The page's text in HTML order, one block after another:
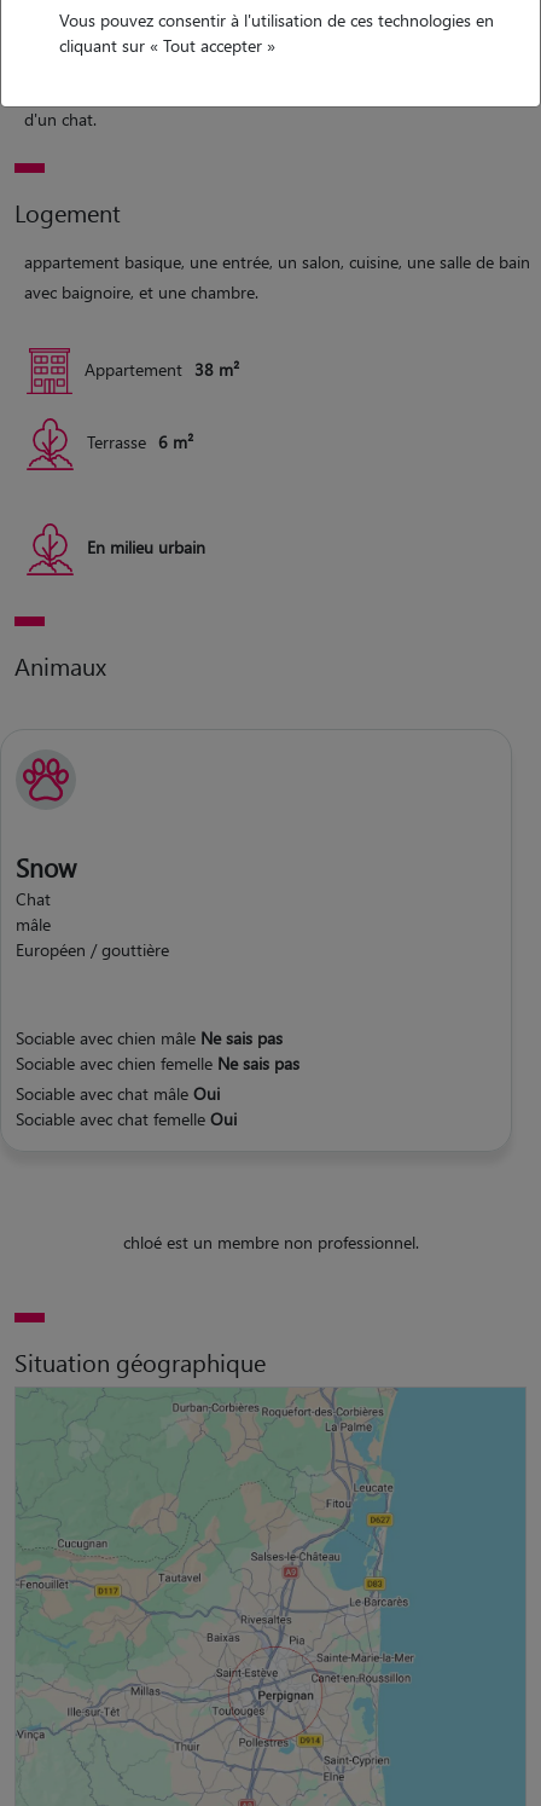
j'ai toujours eu des chats. je me suis aussi occupé de chien. je n'ai
encore jamais fait de garde d'animaux, ni à domicile ni à mon
d'un chat.
Logement
appartement basique, une entrée, un salon, cuisine, une salle de bain
avec baignoire, et une chambre.
Appartement 38 m²
Terrasse 6 m²
En milieu urbain
Animaux
Snow
Chat
mâle
Européen / gouttière
Sociable avec chien mâle Ne sais pas
Sociable avec chien femelle Ne sais pas
Sociable avec chat mâle Oui
Sociable avec chat femelle Oui
chloé est un membre non professionnel.
Situation géographique
Vous pouvez consentir à l'utilisation de ces technologies en
cliquant sur « Tout accepter »